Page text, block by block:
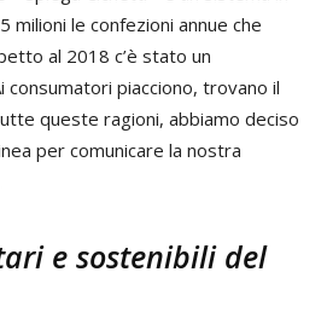
milioni le confezioni annue che
al 2018 c’è stato un
consumatori piacciono, trovano il
queste ragioni, abbiamo deciso
per comunicare la nostra
e sostenibili del